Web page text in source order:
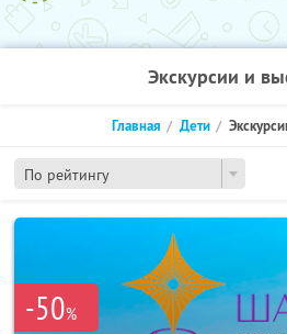
Экскурсии и
По рейтингу
Главная Дети
-50%